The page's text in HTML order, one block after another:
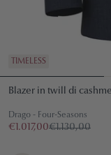
TIMELESS
Blazer in twill di
Drago - Four-Seasons
€1.017,00€1.130,00